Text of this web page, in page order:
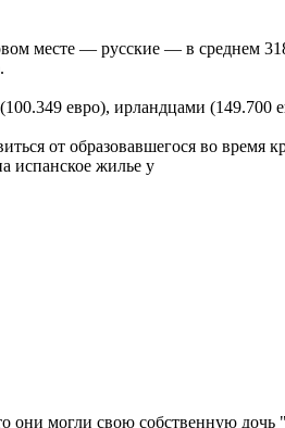
месте — русские — в среднем
евро), ирландцами (149.700
от образовавшегося во время
испанское жилье у
они могли свою собственную дочь